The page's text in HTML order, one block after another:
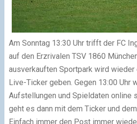
Am Sonntag 13:30 Uhr trifft der FC
auf den Erzrivalen TSV 1860
ausverkauften Sportpark wird wieder
Live-Ticker geben. Gegen 13:00 Uhr
Aufstellungen und Spieldaten online
geht es dann mit dem Ticker und
Einfach immer den Post immer